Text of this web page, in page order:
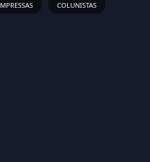
COLUNISTAS